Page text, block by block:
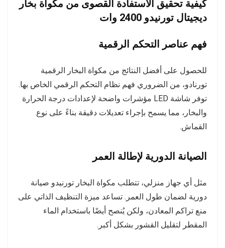
كيفية تحقيق الاستفادة القصوى من مكواة بخار
ديجيتال تورنيدو 2400 وات
فهم عناصر التحكم الرقمية
للحصول على أفضل النتائج من مكواة البخار الرقمية
تورنادو، من الضروري فهم نظام التحكم الرقمي الخاص بها.
توفر شاشة LED مؤشرات واضحة لإعدادات درجة الحرارة
والبخار، مما يسمح بإجراء تعديلات دقيقة بناءً على نوع
القماش.
الصيانة الدورية لإطالة العمر
مثل أي جهاز منزلي، تتطلب مكواة البخار تورنيدو صيانة
دورية لضمان طول العمر. تساعد ميزة التنظيف الذاتي على
منع تراكم المعادن، ولكن يُنصح أيضًا باستخدام الماء
المقطر لتقليل القشور بشكل أكبر.